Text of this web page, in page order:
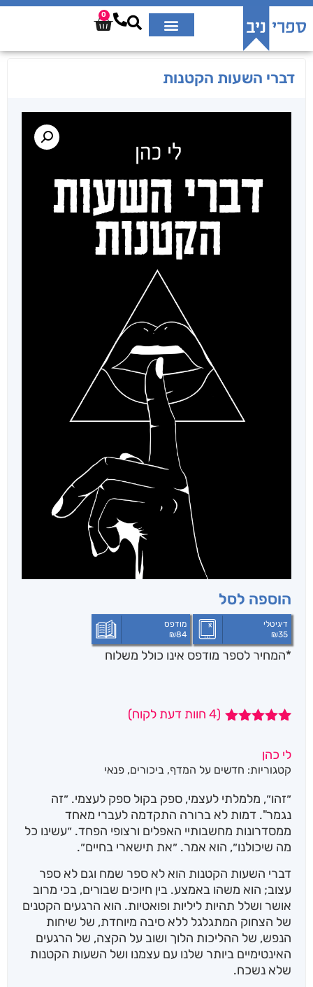
0
דברי השעות הקטנות
הוספה לסל
דיגיטלי
₪35
מודפס
₪84
*המחיר לספר מודפס אינו כולל משלוח
מבוסס על
דירוגים של
(
4 חוות דעת לקוח)
לי כהן
קטגוריות: חדשים על המדף, ביכורים, פנאי
״זהו״, מלמלתי לעצמי, ספק בקול ספק לעצמי. ״זה
נגמר". דמות לא ברורה התקדמה לעברי מאחד
ממסדרונות מחשבותיי האפלים ורצופי הפחד. ״עשינו כל
מה שיכולנו״, הוא אמר. ״את תישארי בחיים״.
דברי השעות הקטנות הוא לא ספר שמח וגם לא ספר
עצוב; הוא משהו באמצע. בין חיוכים שבורים, בכי מרוב
אושר ושלל תהיות ליליות ופואטיות. הוא הרגעים הקטנים
של הצחוק המתגלגל ללא סיבה מיוחדת, של שיחות
הנפש, של ההליכות הלוך ושוב על הקצה, של הרגעים
האינטימיים ביותר שלנו עם עצמנו ושל השעות הקטנות
שלא נשכח.